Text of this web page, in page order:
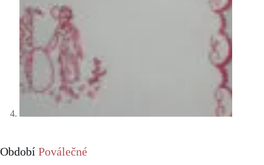
Období Poválečné